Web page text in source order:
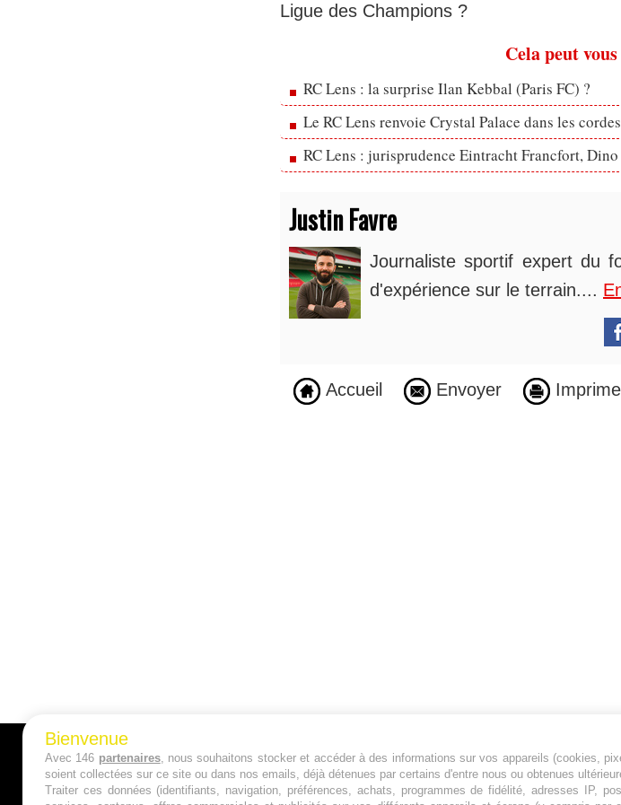
Ligue des Champions ?
Cela peut
RC Lens : la surprise Ilan Kebbal (Paris FC) ?
Le RC Lens renvoie Crystal Palace dans les
RC Lens : jurisprudence Eintracht Francfort,
Justin Favre
Journaliste sportif expert du
d'expérience sur le terrain....
Accueil Envoyer
A PROPOS
Jeunesfooteux est un
principalement de
Bienvenue
Avec 146 partenaires, nous souhaitons stocker et accéder à des informations sur vos appareils (cookies,
soient collectées sur ce site ou dans nos emails, déjà détenues par certains d'entre nous ou obtenues
Traiter ces données (identifiants, navigation, préférences, achats, programmes de fidélité, adresses IP,